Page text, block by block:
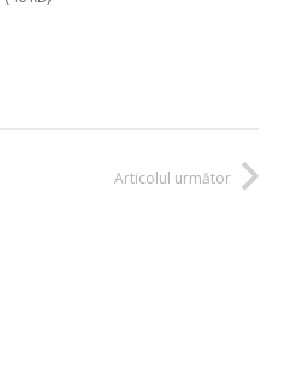
Articolul următor